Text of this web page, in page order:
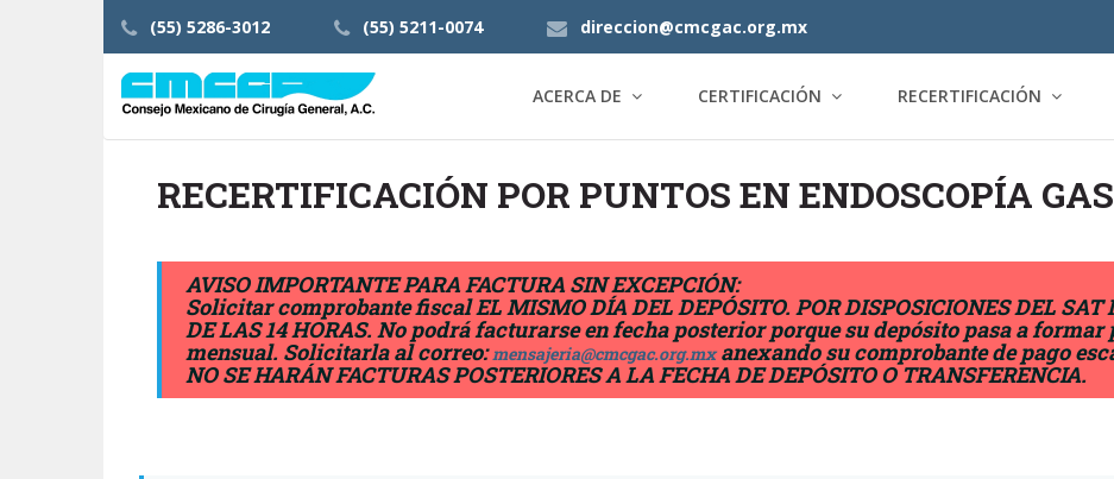
(55) 5286-3012 (55) 5211-0074 direccion@cmcgac.org.mx
ACERCA DE CERTIFICACIÓN RECERTIFICACIÓN
RECERTIFICACIÓN POR PUNTOS EN ENDOSCOPÍA
AVISO IMPORTANTE PARA FACTURA SIN EXCEPCIÓN:
Solicitar comprobante fiscal EL MISMO DÍA DEL DEPÓSITO. POR DISPOSICIONES DEL
DE LAS 14 HORAS. No podrá facturarse en fecha posterior porque su depósito pasa a
mensual. Solicitarla al correo:mensajeria@cmcgac.org.mxanexando su comprobante de pago
NO SE HARÁN FACTURAS POSTERIORES A LA FECHA DE DEPÓSITO O TRANSFERENCIA.